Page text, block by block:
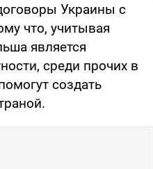
Украины с
что, учитывая
является
среди прочих в
создать